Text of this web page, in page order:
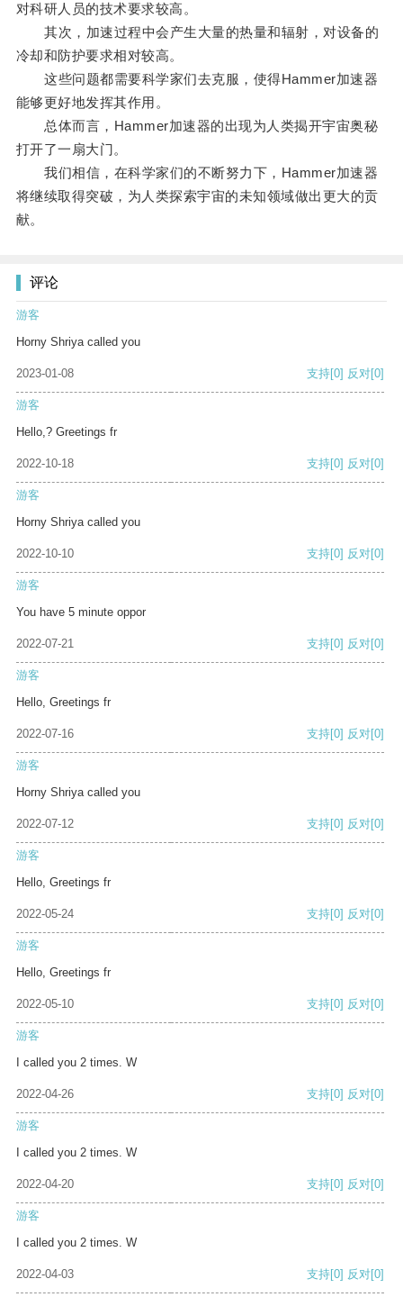
对科研人员的技术要求较高。
其次，加速过程中会产生大量的热量和辐射，对设备的
冷却和防护要求相对较高。
这些问题都需要科学家们去克服，使得Hammer加速器
能够更好地发挥其作用。
总体而言，Hammer加速器的出现为人类揭开宇宙奥秘
打开了一扇大门。
我们相信，在科学家们的不断努力下，Hammer加速器
将继续取得突破，为人类探索宇宙的未知领域做出更大的贡
献。
评论
游客
Horny Shriya called you
2023-01-08 支持[0] 反对[0]
游客
Hello,? Greetings fr
2022-10-18 支持[0] 反对[0]
游客
Horny Shriya called you
2022-10-10 支持[0] 反对[0]
游客
You have 5 minute oppor
2022-07-21 支持[0] 反对[0]
游客
Hello, Greetings fr
2022-07-16 支持[0] 反对[0]
游客
Horny Shriya called you
2022-07-12 支持[0] 反对[0]
游客
Hello, Greetings fr
2022-05-24 支持[0] 反对[0]
游客
Hello, Greetings fr
2022-05-10 支持[0] 反对[0]
游客
I called you 2 times. W
2022-04-26 支持[0] 反对[0]
游客
I called you 2 times. W
2022-04-20 支持[0] 反对[0]
游客
I called you 2 times. W
2022-04-03 支持[0] 反对[0]